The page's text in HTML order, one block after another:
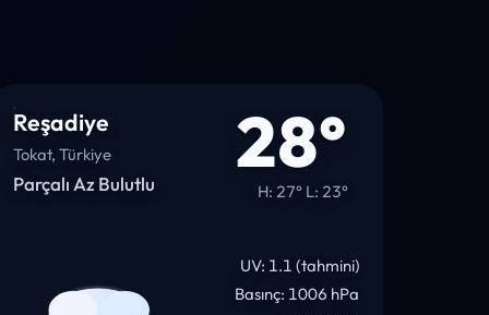
Reşadiye
Tokat, Türkiye
Parçalı Az Bulutlu 28°
H: 27° L: 23°
UV: 1.1 (tahmini)
Basınç: 1006 hPa